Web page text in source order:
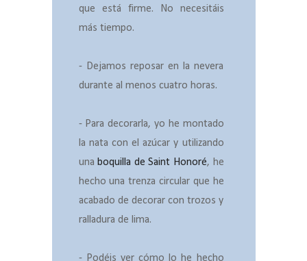
que está firme. No necesitáis
más tiempo.
- Dejamos reposar en la nevera
durante al menos cuatro horas.
- Para decorarla, yo he montado
la nata con el azúcar y utilizando
una boquilla de Saint Honoré, he
hecho una trenza circular que he
acabado de decorar con trozos y
ralladura de lima.
- Podéis ver cómo lo he hecho